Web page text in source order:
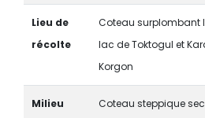
Lieu de
récolte
Coteau surplombant
lac de Toktogul et
Korgon
Milieu Coteau steppique sec